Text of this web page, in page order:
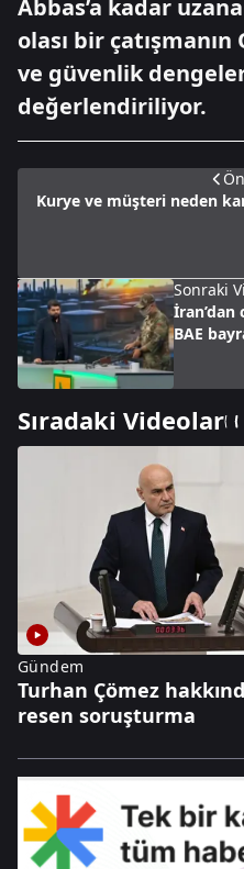
Abbas’a kadar
olası bir
ve güvenlik
değerlendiriliyor.
Kurye ve müşteri neden
Sonraki
İran’dan
BAE
Sıradaki Videolar
Gündem
Turhan Çömez
resen soruşturma